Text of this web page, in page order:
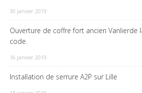
30 janvier 2019
Ouverture de coffre fort ancien Vanlierde
code.
16 janvier 2019
Installation de serrure A2P sur Lille